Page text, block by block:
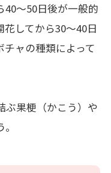
40～50日後が一般的
してから30～40日
ャの種類によって
ぶ果梗（かこう）や